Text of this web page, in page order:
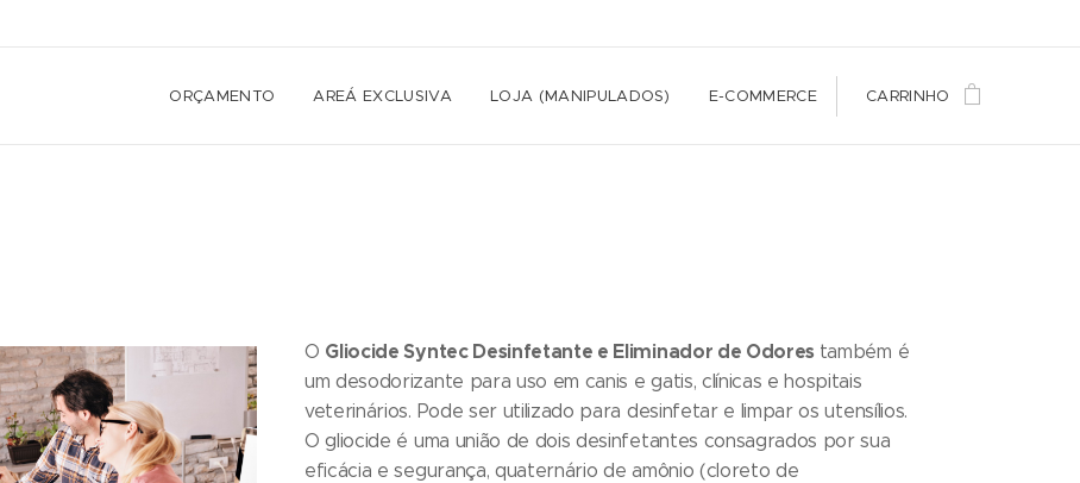
ORÇAMENTO AREÁ EXCLUSIVA LOJA (MANIPULADOS) E-COMMERCE CARRINHO
O Gliocide Syntec Desinfetante e Eliminador de Odores também é
um desodorizante para uso em canis e gatis, clínicas e hospitais
veterinários. Pode ser utilizado para desinfetar e limpar os utensílios.
O gliocide é uma união de dois desinfetantes consagrados por sua
eficácia e segurança, quaternário de amônio (cloreto de